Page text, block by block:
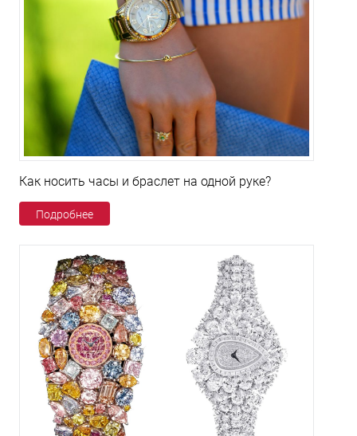
Как носить часы и браслет на одной руке?
Подробнее